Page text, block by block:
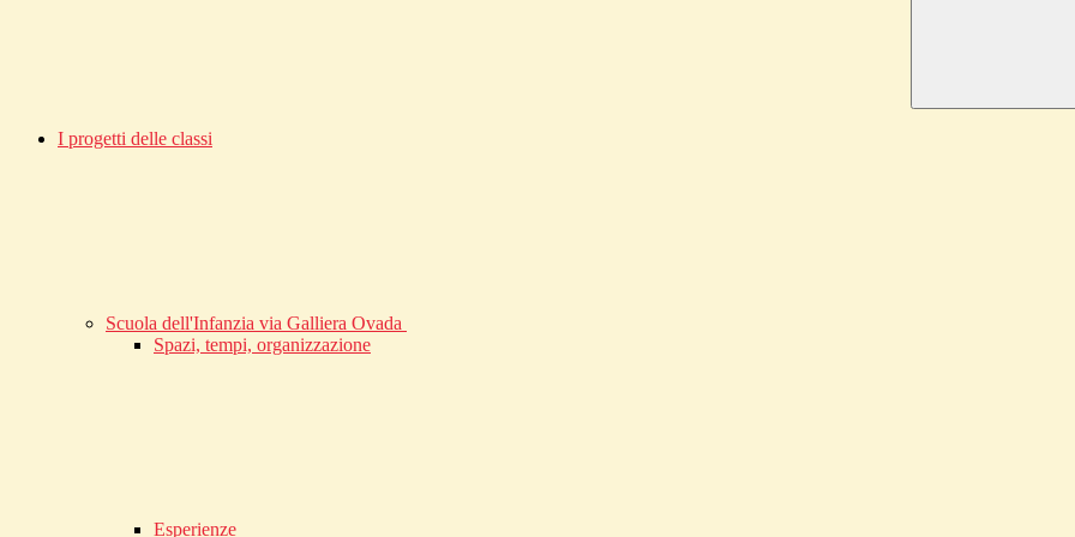
I progetti delle classi
Scuola dell'Infanzia via Galliera Ovada
Spazi, tempi, organizzazione
Esperienze